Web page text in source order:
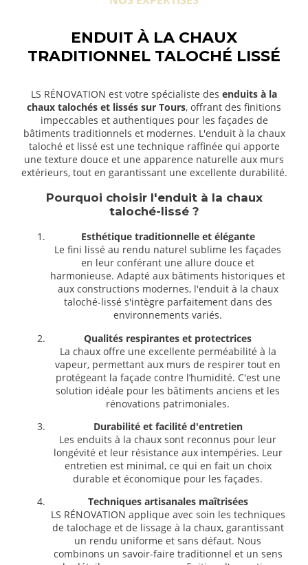
ENDUIT À LA CHAUX
TRADITIONNEL TALOCHÉ LISSÉ
LS RÉNOVATION est votre spécialiste des enduits à la
chaux talochés et lissés sur Tours, offrant des finitions
impeccables et authentiques pour les façades de
bâtiments traditionnels et modernes. L'enduit à la chaux
taloché et lissé est une technique raffinée qui apporte
une texture douce et une apparence naturelle aux murs
extérieurs, tout en garantissant une excellente durabilité.
Pourquoi choisir l'enduit à la chaux
taloché-lissé ?
Esthétique traditionnelle et élégante
Le fini lissé au rendu naturel sublime les façades
en leur conférant une allure douce et
harmonieuse. Adapté aux bâtiments historiques et
aux constructions modernes, l'enduit à la chaux
taloché-lissé s'intègre parfaitement dans des
environnements variés.
Qualités respirantes et protectrices
La chaux offre une excellente perméabilité à la
vapeur, permettant aux murs de respirer tout en
protégeant la façade contre l’humidité. C'est une
solution idéale pour les bâtiments anciens et les
rénovations patrimoniales.
Durabilité et facilité d'entretien
Les enduits à la chaux sont reconnus pour leur
longévité et leur résistance aux intempéries. Leur
entretien est minimal, ce qui en fait un choix
durable et économique pour les façades.
Techniques artisanales maîtrisées
LS RÉNOVATION applique avec soin les techniques
de talochage et de lissage à la chaux, garantissant
un rendu uniforme et sans défaut. Nous
combinons un savoir-faire traditionnel et un sens